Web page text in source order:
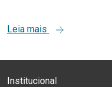
Leia mais
Institucional